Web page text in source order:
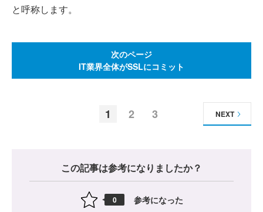
と呼称します。
次のページ
IT業界全体がSSLにコミット
1 2 3 NEXT
この記事は参考になりましたか？
0 参考になった